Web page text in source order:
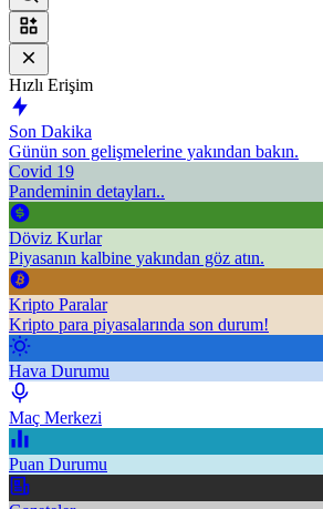
Hızlı Erişim
Son Dakika
Günün son gelişmelerine yakından bakın.
Covid 19
Pandeminin detayları..
Döviz Kurlar
Piyasanın kalbine yakından göz atın.
Kripto Paralar
Kripto para piyasalarında son durum!
Hava Durumu
Maç Merkezi
Puan Durumu